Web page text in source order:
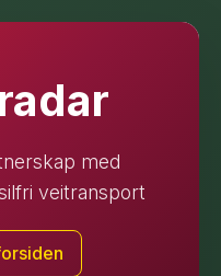
med
veitransport